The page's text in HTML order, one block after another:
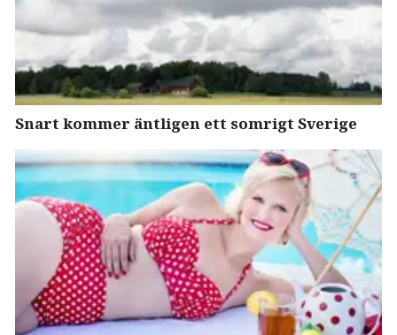
Snart kommer äntligen ett somrigt Sverige